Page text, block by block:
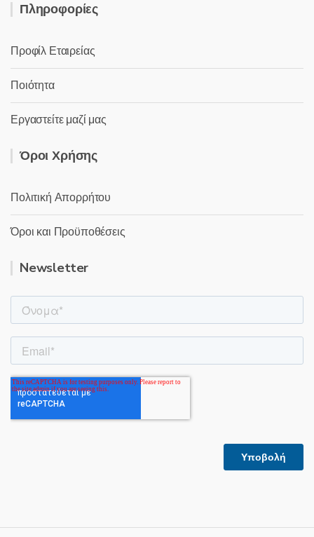
Πληροφορίες
Προφίλ Εταιρείας
Ποιότητα
Εργαστείτε μαζί μας
Όροι Χρήσης
Πολιτική Απορρήτου
Όροι και Προϋποθέσεις
Newsletter